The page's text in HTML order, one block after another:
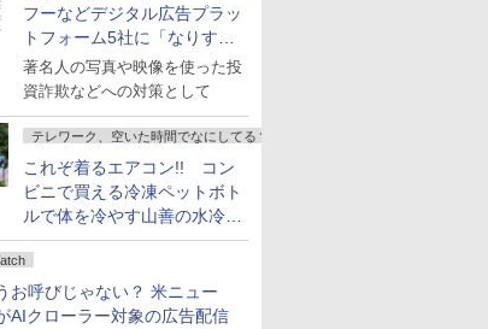
フーなどデジタル広告プラッ
トフォーム5社に「なりすま
し詐欺広告」対策強化を要請
著名人の写真や映像を使った投
資詐欺などへの対策として
テレワーク、空いた時間でなにしてる？
これぞ着るエアコン!! コン
ビニで買える冷凍ペットボト
ルで体を冷やす山善の水冷ベ
ストがロードバイクにちょう
どいい【ぼっち・ざ・ろー
ど！その14】
お呼びじゃない？ 米ニュー
AIクローラー対象の広告配信